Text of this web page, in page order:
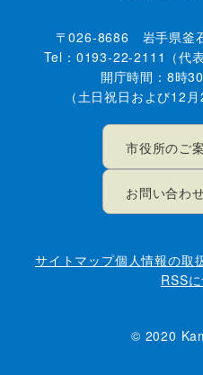
〒026-8686 岩手県釜
Tel：0193-22-2111（代
開庁時間：8時
（土日祝日および12
市役所のご
お問い合わ
サイトマップ個人情報の取
RSS
© 2020